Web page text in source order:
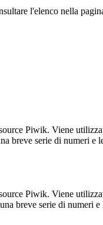
l'elenco nella
Piwik. Viene
breve serie di numeri
Piwik. Viene
breve serie di